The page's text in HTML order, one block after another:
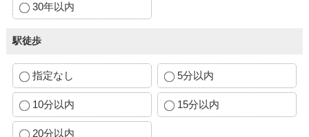
30年以内
駅徒歩
指定なし 5分以内
10分以内 15分以内
20分以内